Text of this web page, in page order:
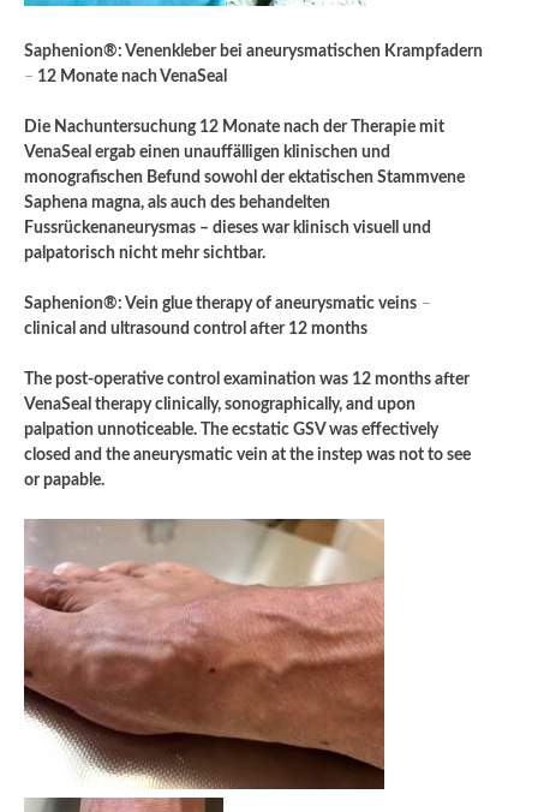
Saphenion®: Venenkleber bei aneurysmatischen Krampfadern
– 12 Monate nach VenaSeal
Die Nachuntersuchung 12 Monate nach der Therapie mit
VenaSeal ergab einen unauffälligen klinischen und
monografischen Befund sowohl der ektatischen Stammvene
Saphena magna, als auch des behandelten
Fussrückenaneurysmas – dieses war klinisch visuell und
palpatorisch nicht mehr sichtbar.
Saphenion®: Vein glue therapy of aneurysmatic veins –
clinical and ultrasound control after 12 months
The post-operative control examination was 12 months after
VenaSeal therapy clinically, sonographically, and upon
palpation unnoticeable. The ecstatic GSV was effectively
closed and the aneurysmatic vein at the instep was not to see
or papable.